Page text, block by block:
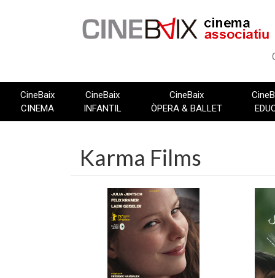
CineBaix
CINEMA
CineBaix
INFANTIL
CineBaix
ÒPERA & BALLET
Karma Films